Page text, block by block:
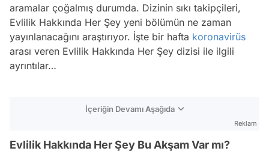
aramalar çoğalmış durumda. Dizinin sıkı takipçileri,
Evlilik Hakkında Her Şey yeni bölümün ne zaman
yayınlanacağını araştırıyor. İşte bir hafta koronavirüs
arası veren Evlilik Hakkında Her Şey dizisi ile ilgili
ayrıntılar…
İçeriğin Devamı Aşağıda
Reklam
Evlilik Hakkında Her Şey Bu Akşam Var mı?